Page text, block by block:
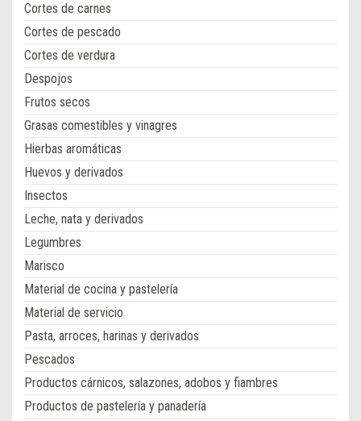
Cortes de carnes
Cortes de pescado
Cortes de verdura
Despojos
Frutos secos
Grasas comestibles y vinagres
Hierbas aromáticas
Huevos y derivados
Insectos
Leche, nata y derivados
Legumbres
Marisco
Material de cocina y pastelería
Material de servicio
Pasta, arroces, harinas y derivados
Pescados
Productos cárnicos, salazones, adobos y fiambres
Productos de pastelería y panadería